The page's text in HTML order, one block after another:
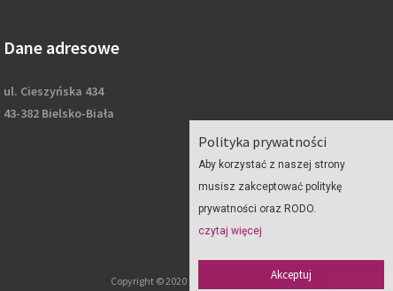
Polityka prywatności
Aby korzystać z naszej strony
musisz zakceptować politykę
prywatności oraz RODO.
czytaj więcej
Akceptuj
Dane adresowe
ul. Cieszyńska 434
43-382 Bielsko-Biała
Copyright © 2020 Geoplan - wszelkie prawa zastrzeżone